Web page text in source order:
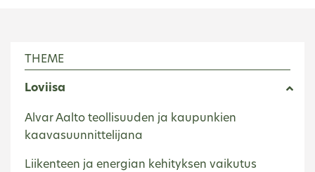
THEME
Loviisa
Alvar Aalto teollisuuden ja kaupunkien
kaavasuunnittelijana
Liikenteen ja energian kehityksen vaikutus